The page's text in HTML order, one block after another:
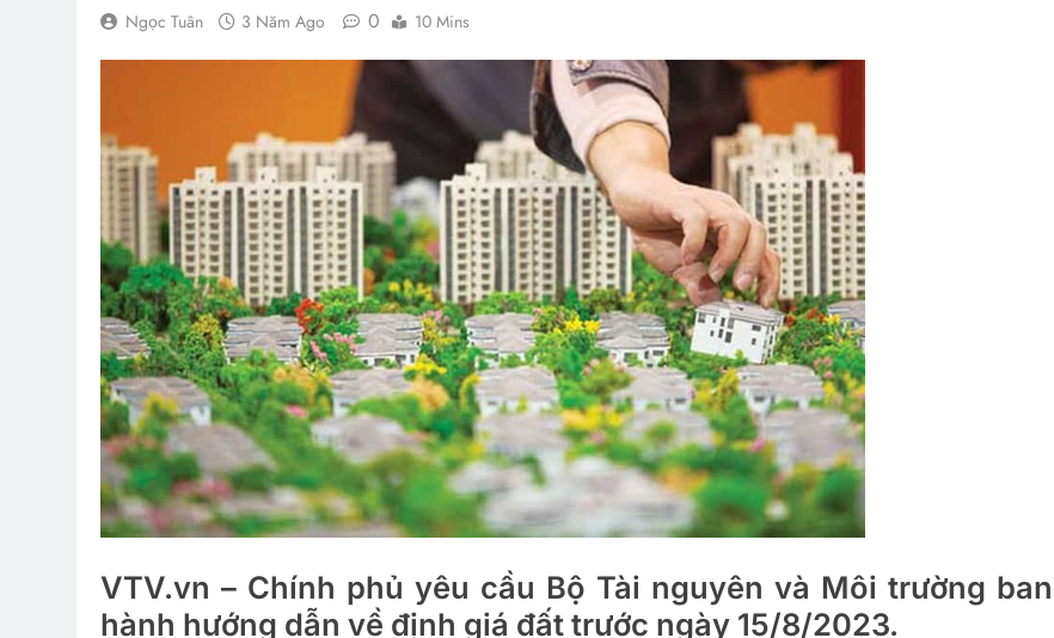
Ngọc Tuân 3 Năm Ago 0 10 Mins
VTV.vn – Chính phủ yêu cầu Bộ Tài nguyên và Môi trường ban
hành hướng dẫn về định giá đất trước ngày 15/8/2023.